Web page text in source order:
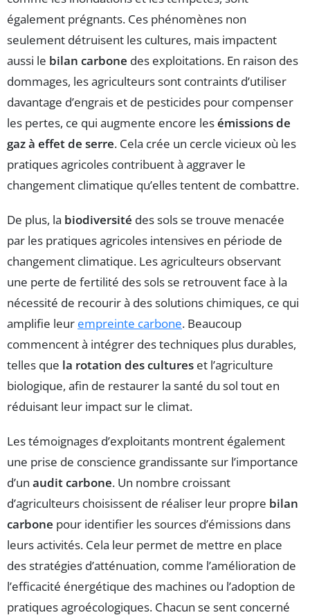
également prégnants. Ces phénomènes non
seulement détruisent les cultures, mais impactent
aussi le bilan carbone des exploitations. En raison des
dommages, les agriculteurs sont contraints d’utiliser
davantage d’engrais et de pesticides pour compenser
les pertes, ce qui augmente encore lesémissions de
gaz à effet de serre. Cela crée un cercle vicieux où les
pratiques agricoles contribuent à aggraver le
changement climatique qu’elles tentent de combattre.
De plus, la biodiversité des sols se trouve menacée
par les pratiques agricoles intensives en période de
changement climatique. Les agriculteurs observant
une perte de fertilité des sols se retrouvent face à la
nécessité de recourir à des solutions chimiques, ce qui
amplifie leur empreinte carbone. Beaucoup
commencent à intégrer des techniques plus durables,
telles que la rotation des cultures et l’agriculture
biologique, afin de restaurer la santé du sol tout en
réduisant leur impact sur le climat.
Les témoignages d’exploitants montrent également
une prise de conscience grandissante sur l’importance
d’un audit carbone. Un nombre croissant
d’agriculteurs choisissent de réaliser leur propre bilan
carbone pour identifier les sources d’émissions dans
leurs activités. Cela leur permet de mettre en place
des stratégies d’atténuation, comme l’amélioration de
l’efficacité énergétique des machines ou l’adoption de
pratiques agroécologiques. Chacun se sent concerné